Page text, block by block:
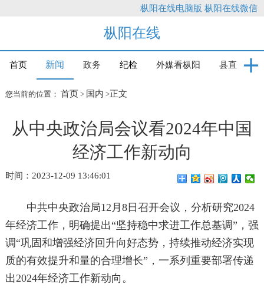
枞阳在线电脑版 枞阳在线微信
枞阳在线
首页 新闻 政务 纪检 外媒看枞阳 县直
您当前的位置： 首页 > 国内 >正文
从中央政治局会议看2024年中国
经济工作新动向
时间：2023-12-09 13:46:01
中共中央政治局12月8日召开会议，分析研究2024
年经济工作，明确提出“坚持稳中求进工作总基调”，强
调“巩固和增强经济回升向好态势，持续推动经济实现
质的有效提升和量的合理增长”，一系列重要部署传递
出2024年经济工作新动向。